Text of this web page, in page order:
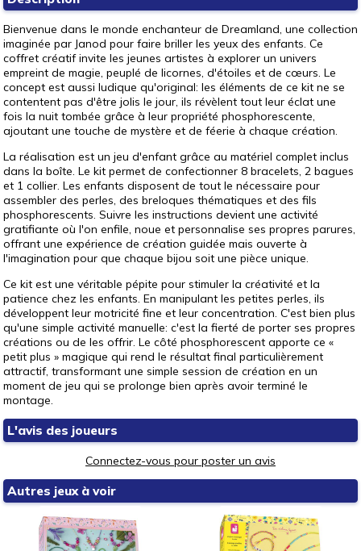
Bienvenue dans le monde enchanteur de Dreamland, une collection
imaginée par Janod pour faire briller les yeux des enfants. Ce
coffret créatif invite les jeunes artistes à explorer un univers
empreint de magie, peuplé de licornes, d'étoiles et de cœurs. Le
concept est aussi ludique qu'original: les éléments de ce kit ne se
contentent pas d'être jolis le jour, ils révèlent tout leur éclat une
fois la nuit tombée grâce à leur propriété phosphorescente,
ajoutant une touche de mystère et de féerie à chaque création.
La réalisation est un jeu d'enfant grâce au matériel complet inclus
dans la boîte. Le kit permet de confectionner 8 bracelets, 2 bagues
et 1 collier. Les enfants disposent de tout le nécessaire pour
assembler des perles, des breloques thématiques et des fils
phosphorescents. Suivre les instructions devient une activité
gratifiante où l'on enfile, noue et personnalise ses propres parures,
offrant une expérience de création guidée mais ouverte à
l'imagination pour que chaque bijou soit une pièce unique.
Ce kit est une véritable pépite pour stimuler la créativité et la
patience chez les enfants. En manipulant les petites perles, ils
développent leur motricité fine et leur concentration. C'est bien plus
qu'une simple activité manuelle: c'est la fierté de porter ses propres
créations ou de les offrir. Le côté phosphorescent apporte ce «
petit plus » magique qui rend le résultat final particulièrement
attractif, transformant une simple session de création en un
moment de jeu qui se prolonge bien après avoir terminé le
montage.
L'avis des joueurs
Connectez-vous pour poster un avis
Autres jeux à voir